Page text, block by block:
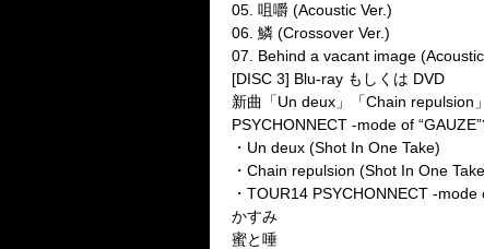
05. 咀嚼 (Acoustic Ver.)
06. 鱗 (Crossover Ver.)
07. Behind a vacant image
[DISC 3] Blu-ray もしくは DVD
新曲「Un deux」「Chain repulsion
PSYCHONNECT -mode of
・Un deux (Shot In One Take)
・Chain repulsion (Shot In One
・TOUR14 PSYCHONNECT -
かすみ
蜜と唾